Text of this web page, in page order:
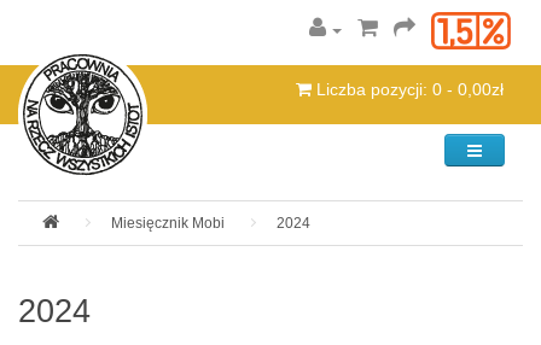
Liczba pozycji: 0 - 0,00zł
Kategorie
Miesięcznik Mobi 2024
2024